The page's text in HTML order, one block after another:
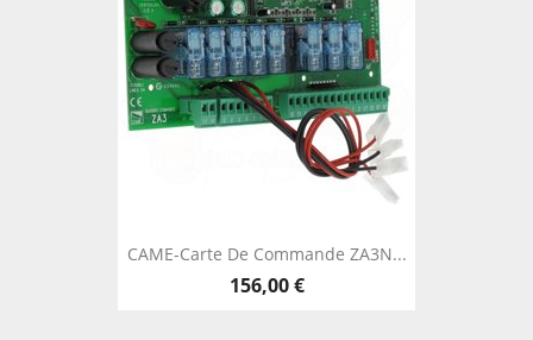
CAME-Carte De Commande ZA3N...
156,00 €